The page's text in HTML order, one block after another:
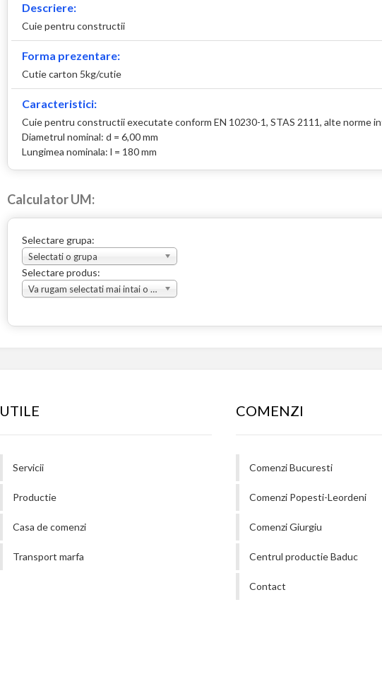
Descriere:
Cuie pentru constructii
Forma prezentare:
Cutie carton 5kg/cutie
Caracteristici:
Cuie pentru constructii executate conform EN 10230-1, STAS 2111, alte norme
Diametrul nominal: d = 6,00 mm
Lungimea nominala: l = 180 mm
Calculator UM:
Selectare grupa:
Selectati o grupa
Selectare produs:
Va rugam selectati mai intai o grupa
UTILE
Servicii
Productie
Casa de comenzi
Transport marfa
COMENZI
Comenzi Bucuresti
Comenzi Popesti-Leordeni
Comenzi Giurgiu
Centrul productie Baduc
Contact